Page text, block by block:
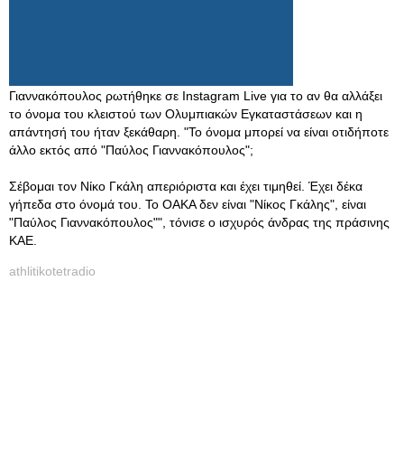
Γιαννακόπουλος ρωτήθηκε σε Instagram Live για το αν θα αλλάξει
το όνομα του κλειστού των Ολυμπιακών Εγκαταστάσεων και η
απάντησή του ήταν ξεκάθαρη. "Το όνομα μπορεί να είναι οτιδήποτε
άλλο εκτός από "Παύλος Γιαννακόπουλος";
Σέβομαι τον Νίκο Γκάλη απεριόριστα και έχει τιμηθεί. Έχει δέκα
γήπεδα στο όνομά του. Το ΟΑΚΑ δεν είναι "Νίκος Γκάλης", είναι
"Παύλος Γιαννακόπουλος"", τόνισε ο ισχυρός άνδρας της πράσινης
ΚΑΕ.
athlitikotetradio